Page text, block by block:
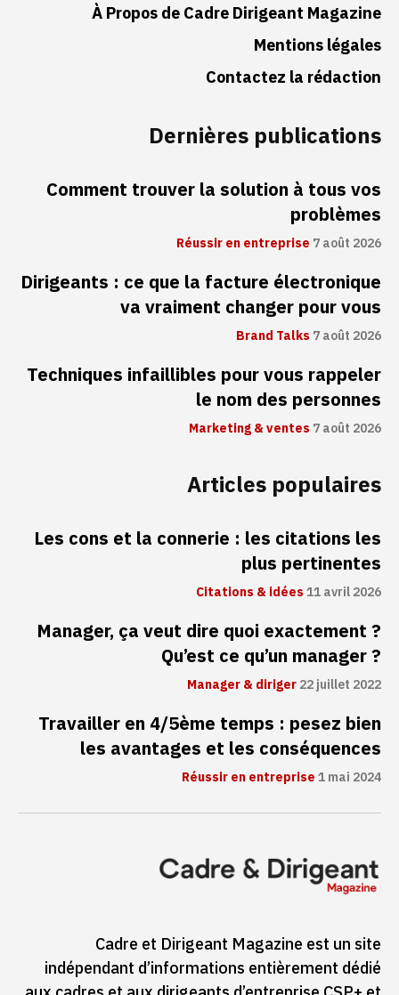
À Propos de Cadre Dirigeant Magazine
Mentions légales
Contactez la rédaction
Dernières publications
Comment trouver la solution à tous vos
problèmes
Réussir en entreprise 7 août 2026
Dirigeants : ce que la facture électronique
va vraiment changer pour vous
Brand Talks7 août 2026
Techniques infaillibles pour vous rappeler
le nom des personnes
Marketing & ventes7 août 2026
Articles populaires
Les cons et la connerie : les citations les
plus pertinentes
Citations & idées11 avril 2026
Manager, ça veut dire quoi exactement ?
Qu’est ce qu’un manager ?
Manager & diriger22 juillet 2022
Travailler en 4/5ème temps : pesez bien
les avantages et les conséquences
Réussir en entreprise1 mai 2024
Cadre et Dirigeant Magazine est un site
indépendant d’informations entièrement dédié